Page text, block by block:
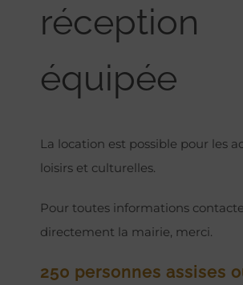
réception
équipée
La location est possible pour les
loisirs et culturelles.
Pour toutes informations
directement la mairie, merci.
250 personnes assises